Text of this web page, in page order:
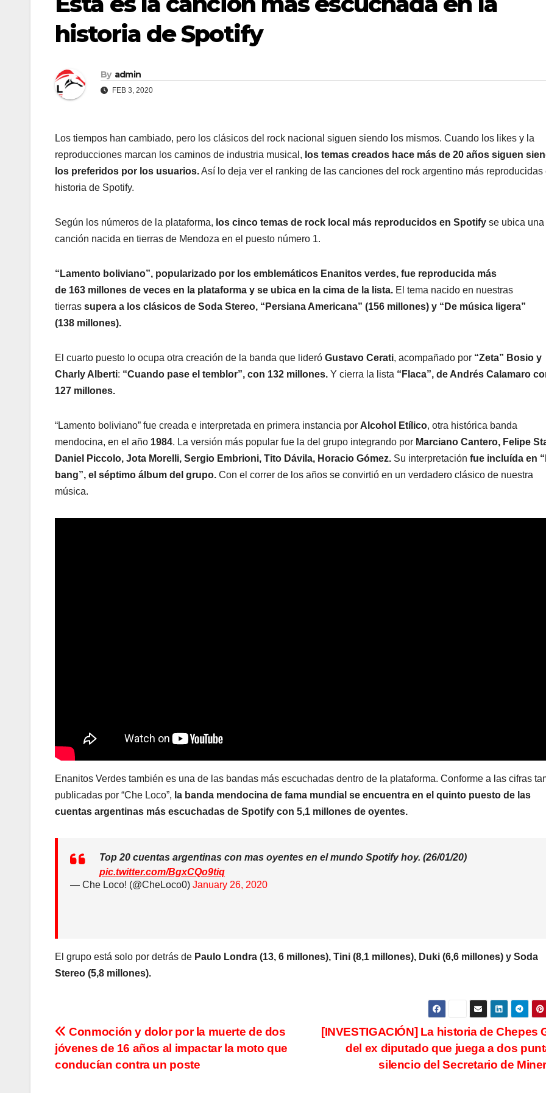
historia de Spotify
By admin
FEB 3, 2020
Los tiempos han cambiado, pero los clásicos del rock nacional siguen siendo los mismos. Cuando los likes y la
reproducciones marcan los caminos de industria musical, los temas creados hace más de 20 años siguen
los preferidos por los usuarios.Así lo deja ver el ranking de las canciones del rock argentino más reproducidas
historia de Spotify.
Según los números de la plataforma, los cinco temas de rock local más reproducidos en Spotify se ubica una
canción nacida en tierras de Mendoza en el puesto número 1.
“Lamento boliviano”, popularizado por los emblemáticos Enanitos verdes, fue reproducida más
de 163 millones de veces en la plataforma y se ubica en la cima de la lista. El tema nacido en nuestras
tierras supera a los clásicos de Soda Stereo, “Persiana Americana” (156 millones) y “De música ligera”
(138 millones).
El cuarto puesto lo ocupa otra creación de la banda que lideró Gustavo Cerati, acompañado por “Zeta” Bosio y
Charly Alberti: “Cuando pase el temblor”, con 132 millones. Y cierra la lista “Flaca”, de Andrés Calamaro
127 millones.
“Lamento boliviano” fue creada e interpretada en primera instancia por Alcohol Etílico, otra histórica banda
mendocina, en el año 1984. La versión más popular fue la del grupo integrando por Marciano Cantero, Felipe
Daniel Piccolo, Jota Morelli, Sergio Embrioni, Tito Dávila, Horacio Gómez. Su interpretación fue incluída en
bang”, el séptimo álbum del grupo. Con el correr de los años se convirtió en un verdadero clásico de nuestra
música.
Enanitos Verdes también es una de las bandas más escuchadas dentro de la plataforma. Conforme a las cifras
publicadas por “Che Loco”, la banda mendocina de fama mundial se encuentra en el quinto puesto de las
cuentas argentinas más escuchadas de Spotify con 5,1 millones de oyentes.
Top 20 cuentas argentinas con mas oyentes en el mundo Spotify hoy. (26/01/20)
pic.twitter.com/BgxCQo9tiq
— Che Loco! (@CheLoco0) January 26, 2020
El grupo está solo por detrás de Paulo Londra (13, 6 millones), Tini (8,1 millones), Duki (6,6 millones) y Soda
Stereo (5,8 millones).
N
a
[INVESTIGACIÓN] La historia de Chepes
del ex diputado que juega a dos
silencio del Secretario de
Conmoción y dolor por la muerte de dos
jóvenes de 16 años al impactar la moto que
conducían contra un poste